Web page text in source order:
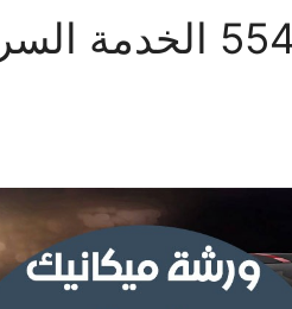
ورشة ميكانيك فيستا 55445363